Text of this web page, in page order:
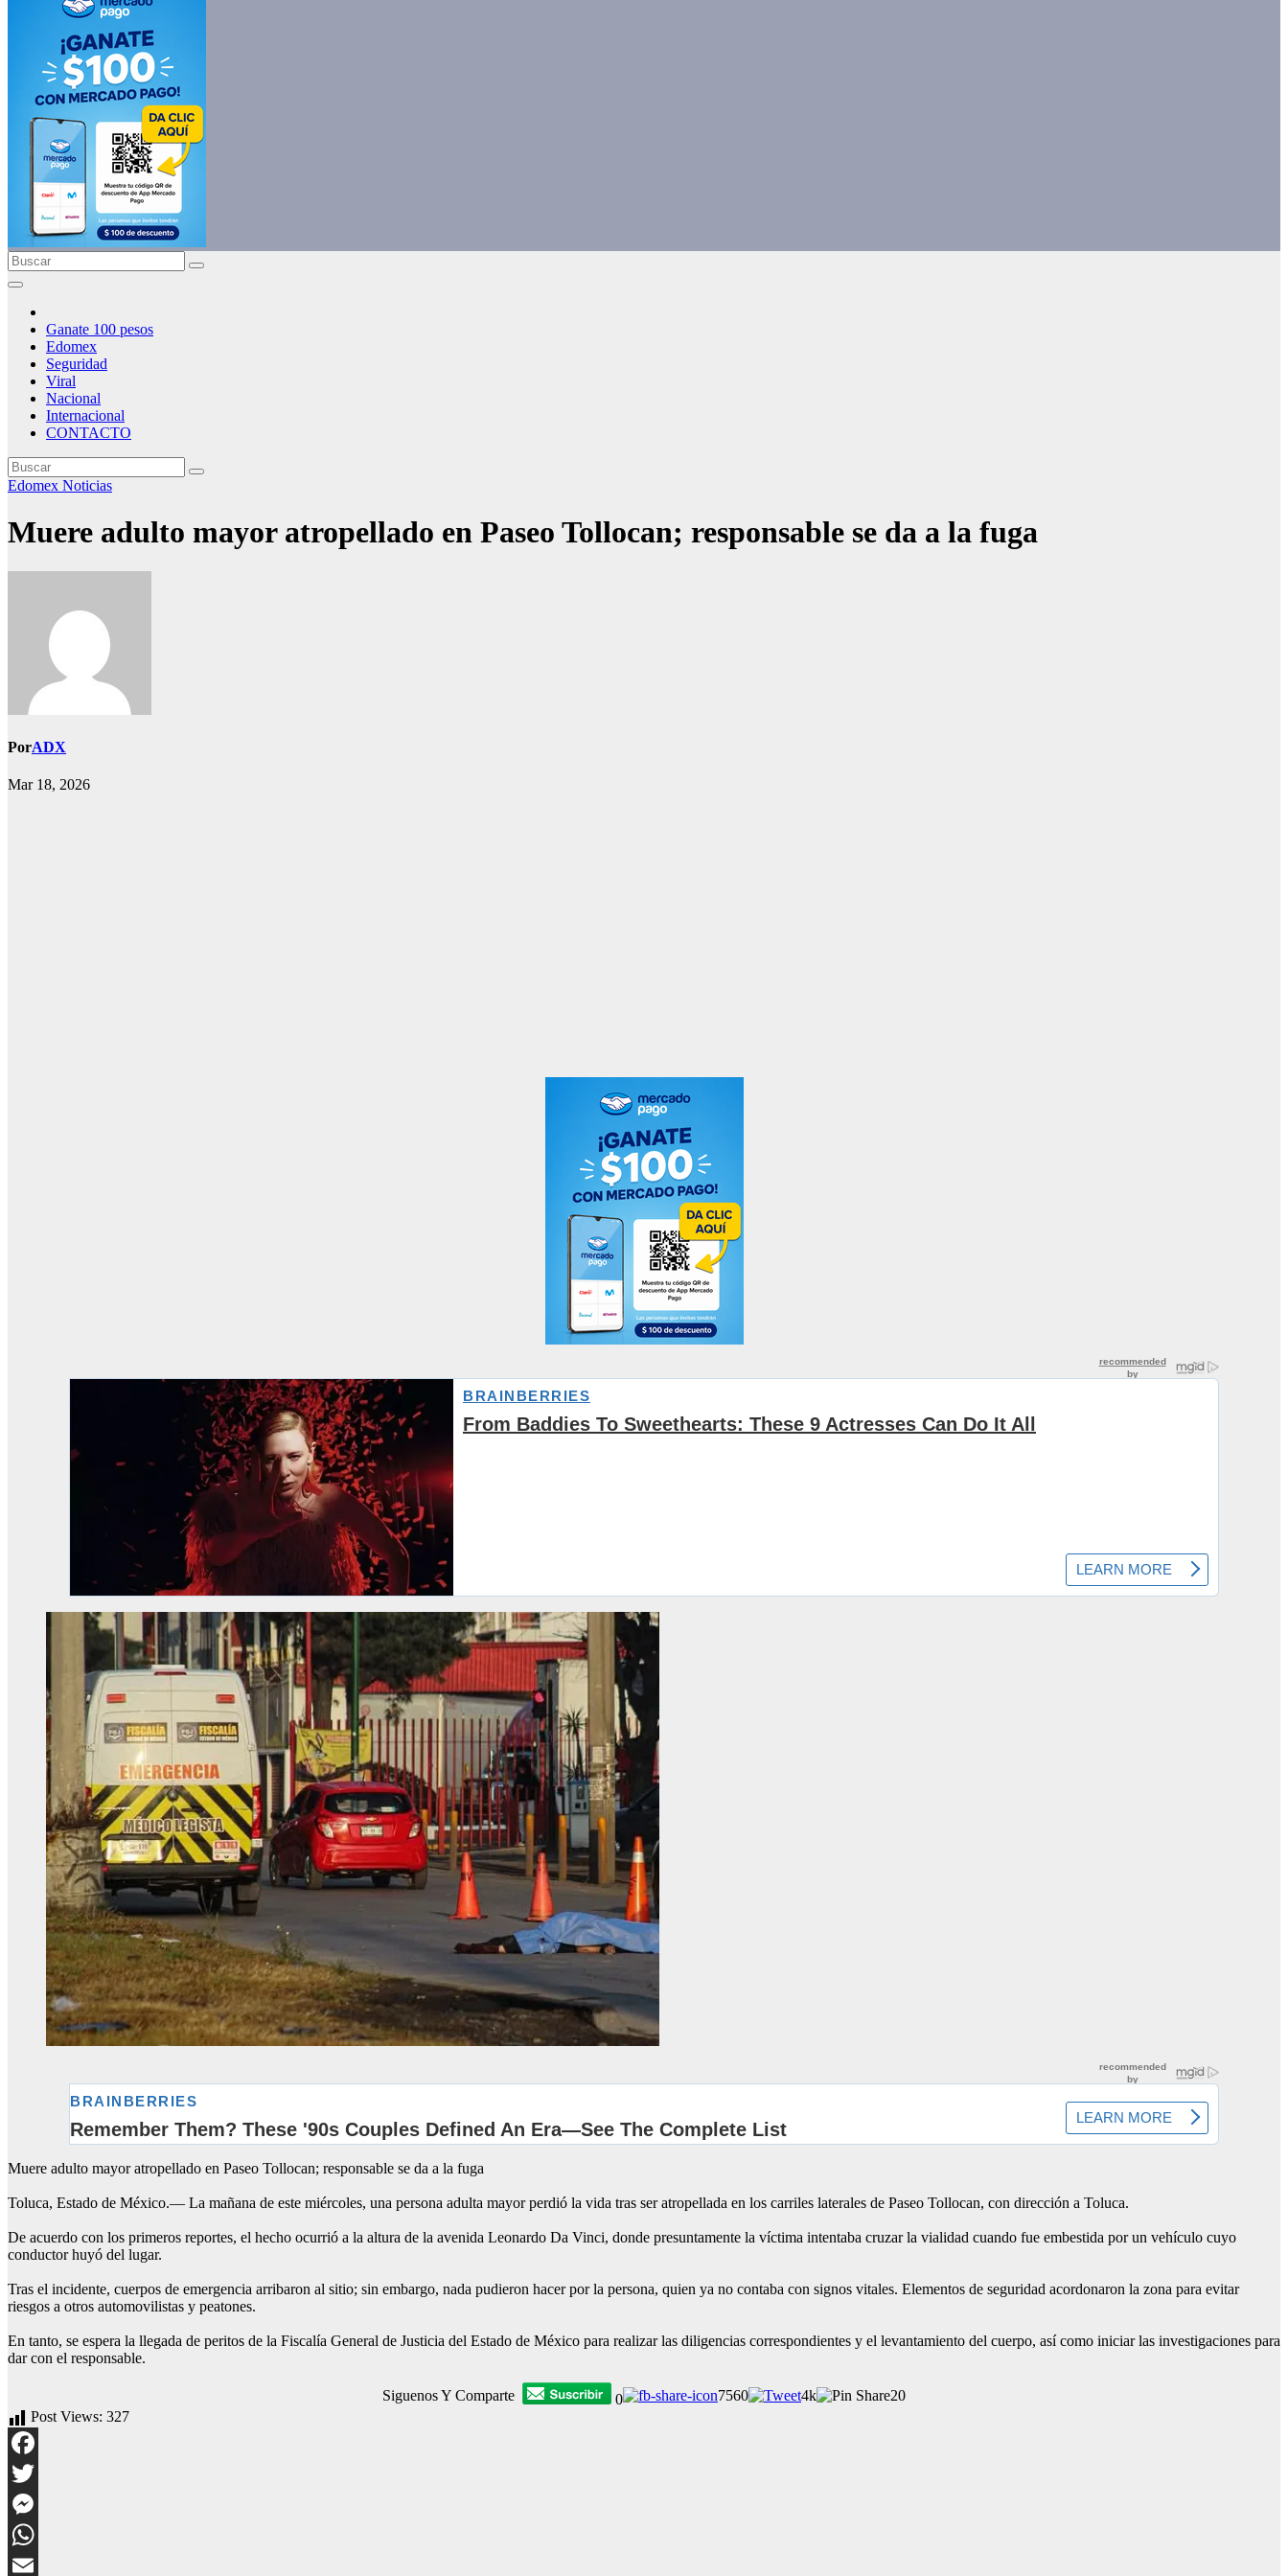
Ganate 100 pesos
Edomex
Seguridad
Viral
Nacional
Internacional
CONTACTO
Edomex Noticias
Muere adulto mayor atropellado en Paseo Tollocan; responsable se da a la fuga
PorADX
Mar 18, 2026
Muere adulto mayor atropellado en Paseo Tollocan; responsable se da a la fuga
Toluca, Estado de México.— La mañana de este miércoles, una persona adulta mayor perdió la vida tras ser atropellada en los carriles laterales de Paseo Tollocan, con dirección a Toluca.
De acuerdo con los primeros reportes, el hecho ocurrió a la altura de la avenida Leonardo Da Vinci, donde presuntamente la víctima intentaba cruzar la vialidad cuando fue embestida por un vehículo cuyo
conductor huyó del lugar.
Tras el incidente, cuerpos de emergencia arribaron al sitio; sin embargo, nada pudieron hacer por la persona, quien ya no contaba con signos vitales. Elementos de seguridad acordonaron la zona para evitar
riesgos a otros automovilistas y peatones.
En tanto, se espera la llegada de peritos de la Fiscalía General de Justicia del Estado de México para realizar las diligencias correspondientes y el levantamiento del cuerpo, así como iniciar las investigaciones para
dar con el responsable.
Siguenos Y Comparte 0 7560 4k
20
Post Views: 327
Facebook
Twitter
Messenger
WhatsApp